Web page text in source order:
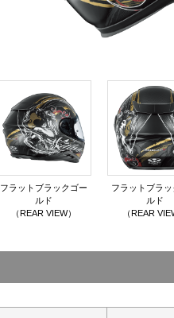
フラットブラックゴー
ルド
（REAR VIEW）
フラットブラ
ルド
（REAR